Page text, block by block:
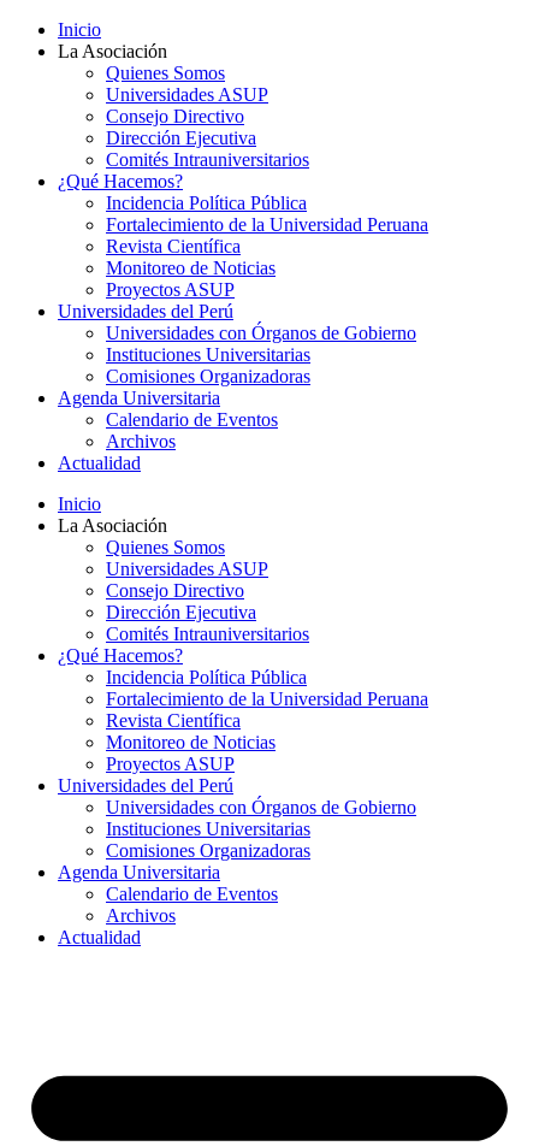
Inicio
La Asociación
Quienes Somos
Universidades ASUP
Consejo Directivo
Dirección Ejecutiva
Comités Intrauniversitarios
¿Qué Hacemos?
Incidencia Política Pública
Fortalecimiento de la Universidad Peruana
Revista Científica
Monitoreo de Noticias
Proyectos ASUP
Universidades del Perú
Universidades con Órganos de Gobierno
Instituciones Universitarias
Comisiones Organizadoras
Agenda Universitaria
Calendario de Eventos
Archivos
Actualidad
Inicio
La Asociación
Quienes Somos
Universidades ASUP
Consejo Directivo
Dirección Ejecutiva
Comités Intrauniversitarios
¿Qué Hacemos?
Incidencia Política Pública
Fortalecimiento de la Universidad Peruana
Revista Científica
Monitoreo de Noticias
Proyectos ASUP
Universidades del Perú
Universidades con Órganos de Gobierno
Instituciones Universitarias
Comisiones Organizadoras
Agenda Universitaria
Calendario de Eventos
Archivos
Actualidad